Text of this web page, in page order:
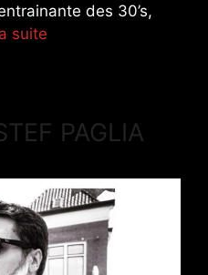
des 30’s,
suite
PAGLIA